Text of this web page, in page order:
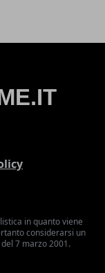
in quanto viene
considerarsi un
7 marzo 2001.